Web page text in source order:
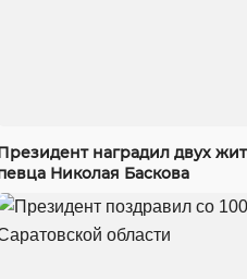
наградил двух
Николая Баскова